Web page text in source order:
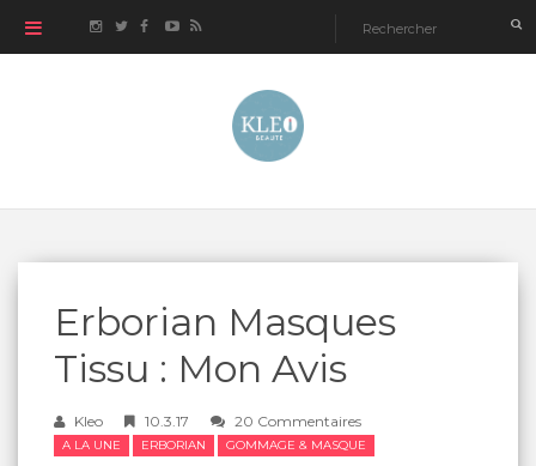
Erborian Masques
Tissu : Mon Avis
Kleo 10.3.17 20 Commentaires
A LA UNE ERBORIAN GOMMAGE & MASQUE